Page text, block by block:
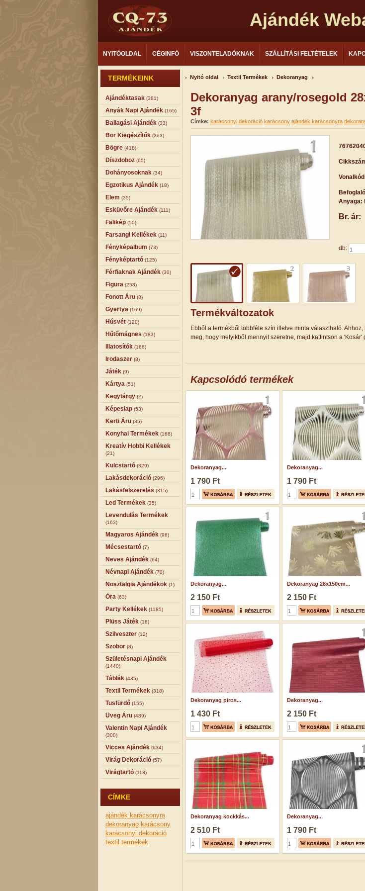
Ajándék
NYITÓOLDAL CÉGINFÓ VISZONTELADÓKNAK SZÁLLÍTÁSI FELTÉTELEK
TERMÉKEINK
Ajándéktasak (381)
Anyák Napi Ajándék (165)
Ballagási Ajándék (33)
Bor Kiegészítők (363)
Bögre (418)
Díszdoboz (65)
Dohányosoknak (34)
Egzotikus Ajándék (18)
Elem (35)
Esküvőre Ajándék (111)
Falikép (50)
Farsangi Kellékek (11)
Fényképalbum (73)
Fényképtartó (125)
Férfiaknak Ajándék (30)
Figura (258)
Fonott Áru (8)
Gyertya (169)
Húsvét (120)
Hűtőmágnes (183)
Illatosítók (166)
Irodaszer (8)
Játék (9)
Kártya (51)
Kegytárgy (2)
Képeslap (53)
Kerti Áru (35)
Konyhai Termékek (168)
Kreatív Hobbi Kellékek
(21)
Kulcstartó (329)
Lakásdekoráció (296)
Lakásfelszerelés (315)
Led Termékek (35)
Levendulás Termékek
(163)
Magyaros Ajándék (96)
Mécsestartó (7)
Neves Ajándék (64)
Névnapi Ajándék (70)
Nosztalgia Ajándékok (1)
Óra (63)
Party Kellékek (1185)
Plüss Játék (18)
Szilveszter (12)
Szobor (8)
Születésnapi Ajándék
(1440)
Táblák (435)
Textil Termékek (318)
Tusfürdő (155)
Üveg Áru (489)
Valentin Napi Ajándék
(300)
Vicces Ajándék (634)
Virág Dekoráció (57)
Virágtartó (113)
CÍMKE
ajándék karácsonyra
dekoranyag karácsony
karácsonyi dekoráció
textil termékek
Nyitó oldal Textil Termékek Dekoranyag
Dekoranyag arany/rosegold
3f
Címke: karácsonyi dekoráció karácsony ajándék karácsonyra
Anyaga:
Br. ár:
db:
Termékváltozatok
Ebből a termékből többféle szín illetve minta választható.
meg, hogy melyikből mennyit szeretne, majd kattintson a 'Kosár'
Kapcsolódó termékek
Dekoranyag...
1 790 Ft
Dekoranyag...
1 790 Ft
Dekoranyag...
2 150 Ft
Dekoranyag 28x150cm...
2 150 Ft
Dekoranyag piros...
1 430 Ft
Dekoranyag...
2 150 Ft
Dekoranyag kockkás...
2 510 Ft
Dekoranyag...
1 790 Ft